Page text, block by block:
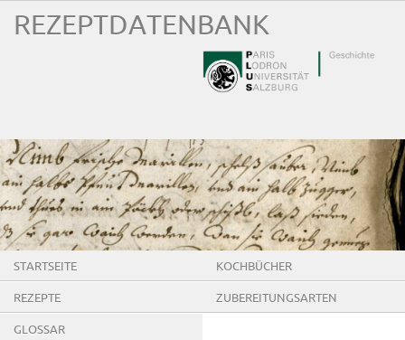
REZEPTDATENBANK
STARTSEITE KOCHBÜCHER
REZEPTE ZUBEREITUNGSARTEN
GLOSSAR